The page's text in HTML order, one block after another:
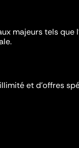
majeurs tels que
et d’offres